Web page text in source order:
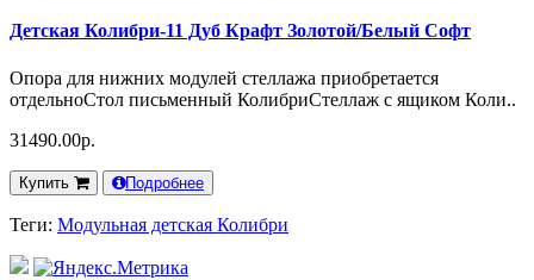
Детская Колибри-11 Дуб Крафт Золотой/Белый Софт
Опора для нижних модулей стеллажа приобретается
отдельноСтол письменный КолибриСтеллаж с ящиком Коли..
31490.00р.
Купить Подробнее
Теги: Модульная детская Колибри